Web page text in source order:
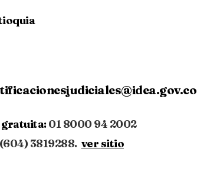
gratuita: 01 8000 94 2002
3819288. ver sitio